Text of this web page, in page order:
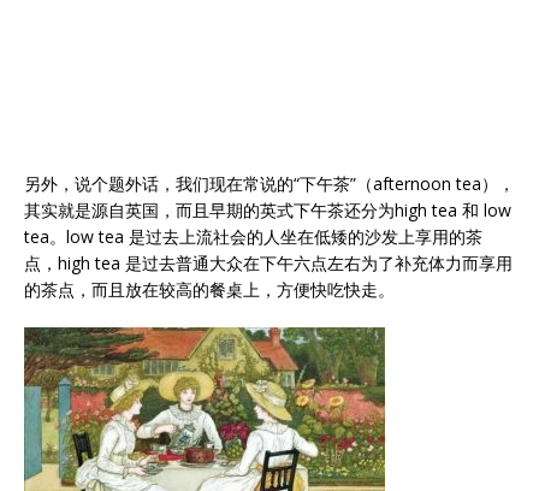
另外，说个题外话，我们现在常说的“下午茶”（afternoon tea），
其实就是源自英国，而且早期的英式下午茶还分为high tea 和 low
tea。low tea 是过去上流社会的人坐在低矮的沙发上享用的茶
点，high tea 是过去普通大众在下午六点左右为了补充体力而享用
的茶点，而且放在较高的餐桌上，方便快吃快走。